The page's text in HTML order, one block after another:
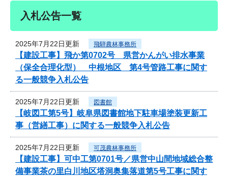
入札公告一覧
2025年7月22日更新 飛騨農林事務所
【建設工事】飛か第0702号 県営かんがい排水事業
（保全合理化型） 中根地区 第4号管路工事に関す
る一般競争入札公告
2025年7月22日更新 図書館
【岐図工第5号】岐阜県図書館地下駐車場塗装更新工
事（営繕工事）に関する一般競争入札公告
2025年7月22日更新 可茂農林事務所
【建設工事】可中工第0701号／県営中山間地域総合整
備事業茶の里白川地区塔洞奥集落道第5号工事に関す